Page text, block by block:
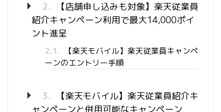
2.
【店舗申し込みも対象】楽天従業員
紹介キャンペーン利用で最大14,000ポイ
ント進呈
2.1.
【楽天モバイル】楽天従業員キャンペ
ーンのエントリー手順
3.
【楽天モバイル】楽天従業員紹介キ
ャンペーンと併用可能なキャンペーン